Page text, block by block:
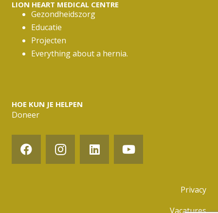
LION HEART MEDICAL CENTRE
Gezondheidszorg
Educatie
Projecten
Everything about a hernia.
HOE KUN JE HELPEN
Doneer
Privacy
Vacatures